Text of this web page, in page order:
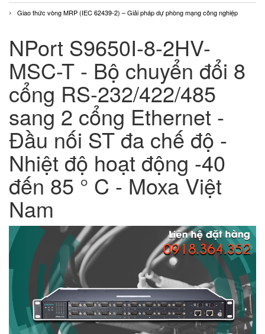
Giao thức vòng MRP (IEC 62439-2) – Giải pháp dự phòng mạng công nghiệp
NPort S9650I-8-2HV-
MSC-T - Bộ chuyển đổi 8
cổng RS-232/422/485
sang 2 cổng Ethernet -
Đầu nối ST đa chế độ -
Nhiệt độ hoạt động -40
đến 85 ° C - Moxa Việt
Nam